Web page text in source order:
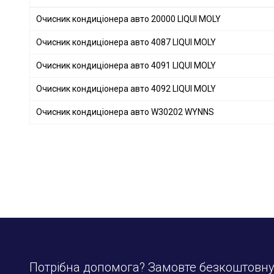
Очисник кондиціонера авто 20000 LIQUI MOLY
Очисник кондиціонера авто 4087 LIQUI MOLY
Очисник кондиціонера авто 4091 LIQUI MOLY
Очисник кондиціонера авто 4092 LIQUI MOLY
Очисник кондиціонера авто W30202 WYNNS
Потрібна допомога? Замовте безкоштовну